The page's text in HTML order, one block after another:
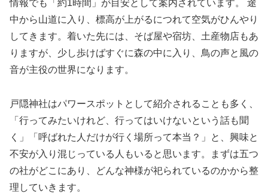
情報でも「約1時間」が目安として案内されています。 途
中から山道に入り、標高が上がるにつれて空気がひんやり
してきます。着いた先には、そば屋や宿坊、土産物店もあ
りますが、少し歩けばすぐに森の中に入り、鳥の声と風の
音が主役の世界になります。
戸隠神社はパワースポットとして紹介されることも多く、
「行ってみたいけれど、行ってはいけないという話も聞
く」「呼ばれた人だけが行く場所って本当？」と、興味と
不安が入り混じっている人もいると思います。まずは五つ
の社がどこにあり、どんな神様が祀られているのかから整
理していきます。